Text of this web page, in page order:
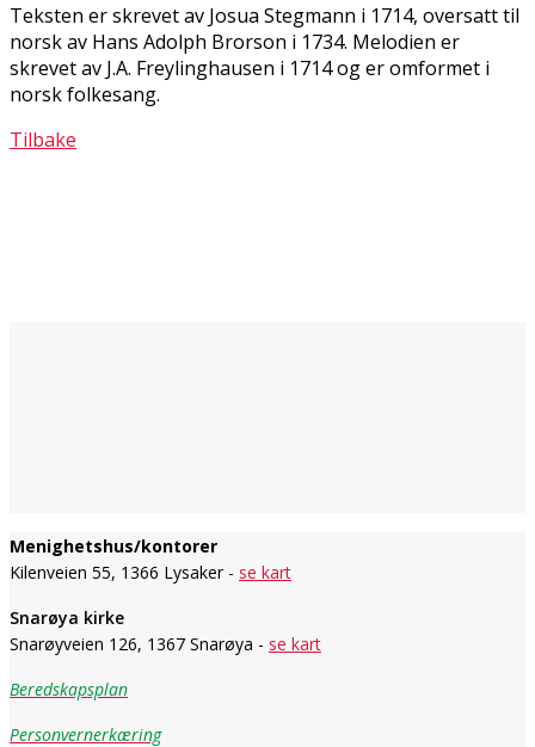
Teksten er skrevet av Josua Stegmann i 1714, oversatt til
norsk av Hans Adolph Brorson i 1734. Melodien er
skrevet av J.A. Freylinghausen i 1714 og er omformet i
norsk folkesang.
Tilbake
Menighetshus/kontorer
Kilenveien 55, 1366 Lysaker - se kart
Snarøya kirke
Snarøyveien 126, 1367 Snarøya - se kart
Beredskapsplan
Personvernerkæring